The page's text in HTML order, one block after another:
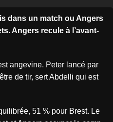
dans un match ou Angers
Angers recule à l’avant-
angevine. Peter lancé par
de tir, sert Abdelli qui est
51 % pour Brest. Le